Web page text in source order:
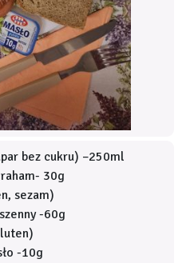
bez cukru) –250ml
30g
sezam)
-60g
-10g